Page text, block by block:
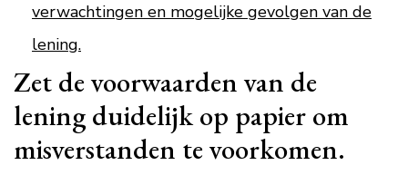
verwachtingen en mogelijke gevolgen van de
lening.
Zet de voorwaarden van de
lening duidelijk op papier om
misverstanden te voorkomen.